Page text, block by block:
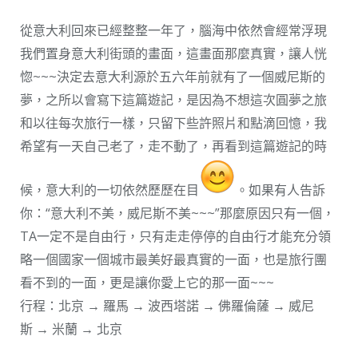
從意大利回來已經整整一年了，腦海中依然會經常浮現
我們置身意大利街頭的畫面，這畫面那麼真實，讓人恍
惚~~~決定去意大利源於五六年前就有了一個威尼斯的
夢，之所以會寫下這篇遊記，是因為不想這次圓夢之旅
和以往每次旅行一樣，只留下些許照片和點滴回憶，我
希望有一天自己老了，走不動了，再看到這篇遊記的時
候，意大利的一切依然歷歷在目
。如果有人告訴
你：“意大利不美，威尼斯不美~~~”那麼原因只有一個，
TA一定不是自由行，只有走走停停的自由行才能充分領
略一個國家一個城市最美好最真實的一面，也是旅行團
看不到的一面，更是讓你愛上它的那一面~~~
行程：北京 → 羅馬 → 波西塔諾 → 佛羅倫薩 → 威尼
斯 → 米蘭 → 北京